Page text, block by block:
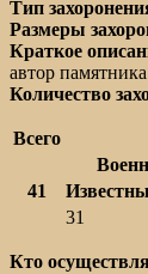
Тип
Размеры
Краткое
автор
Количество
Всего
41
31
Кто